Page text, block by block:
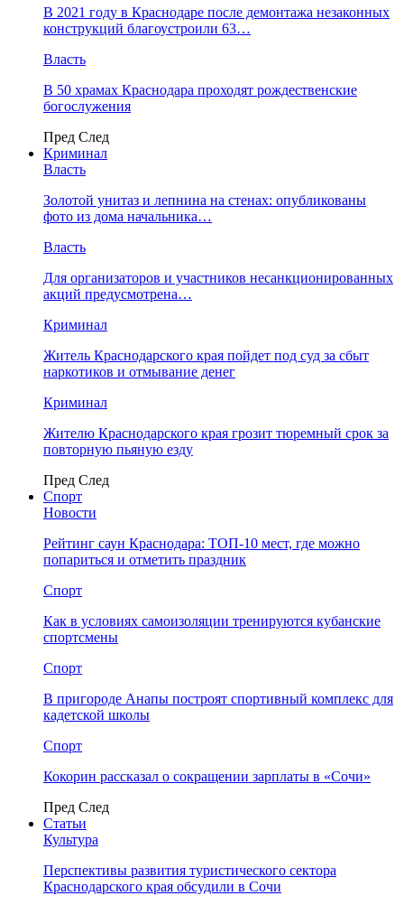
В 2021 году в Краснодаре после демонтажа незаконных
конструкций благоустроили 63…
Власть
В 50 храмах Краснодара проходят рождественские
богослужения
Пред След
Криминал
Власть
​Золотой унитаз и лепнина на стенах: опубликованы
фото из дома начальника…
Власть
Для организаторов и участников несанкционированных
акций предусмотрена…
Криминал
Житель Краснодарского края пойдет под суд за сбыт
наркотиков и отмывание денег
Криминал
Жителю Краснодарского края грозит тюремный срок за
повторную пьяную езду
Пред След
Спорт
Новости
Рейтинг саун Краснодара: ТОП-10 мест, где можно
попариться и отметить праздник
Спорт
Как в условиях самоизоляции тренируются кубанские
спортсмены
Спорт
В пригороде Анапы построят спортивный комплекс для
кадетской школы
Спорт
Кокорин рассказал о сокращении зарплаты в «Сочи»
Пред След
Статьи
Культура
Перспективы развития туристического сектора
Краснодарского края обсудили в Сочи